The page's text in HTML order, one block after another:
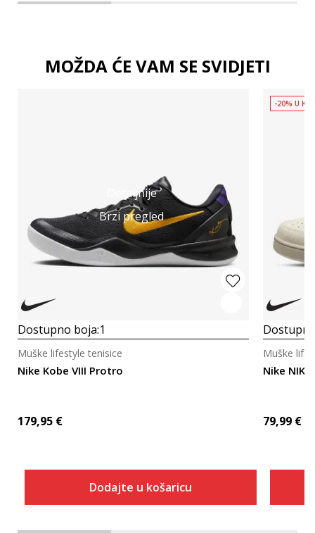
MOŽDA ĆE VAM SE SVIDJETI
Detaljnije
Brzi pregled
Dostupno boja:1
Nike Kobe VIII Protro
Muške lifestyle tenisice
179,95 €
Dodajte u košaricu
-20% U
Nike NIKE
Muške
79,99 €